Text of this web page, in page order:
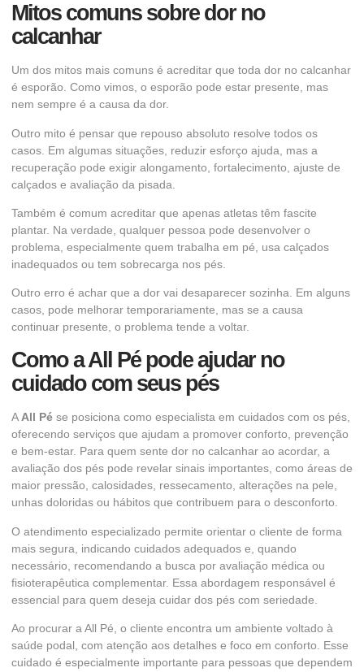
Mitos comuns sobre dor no
calcanhar
Um dos mitos mais comuns é acreditar que toda dor no calcanhar
é esporão. Como vimos, o esporão pode estar presente, mas
nem sempre é a causa da dor.
Outro mito é pensar que repouso absoluto resolve todos os
casos. Em algumas situações, reduzir esforço ajuda, mas a
recuperação pode exigir alongamento, fortalecimento, ajuste de
calçados e avaliação da pisada.
Também é comum acreditar que apenas atletas têm fascite
plantar. Na verdade, qualquer pessoa pode desenvolver o
problema, especialmente quem trabalha em pé, usa calçados
inadequados ou tem sobrecarga nos pés.
Outro erro é achar que a dor vai desaparecer sozinha. Em alguns
casos, pode melhorar temporariamente, mas se a causa
continuar presente, o problema tende a voltar.
Como a All Pé pode ajudar no
cuidado com seus pés
AAll Pé se posiciona como especialista em cuidados com os pés,
oferecendo serviços que ajudam a promover conforto, prevenção
e bem-estar. Para quem sente dor no calcanhar ao acordar, a
avaliação dos pés pode revelar sinais importantes, como áreas de
maior pressão, calosidades, ressecamento, alterações na pele,
unhas doloridas ou hábitos que contribuem para o desconforto.
O atendimento especializado permite orientar o cliente de forma
mais segura, indicando cuidados adequados e, quando
necessário, recomendando a busca por avaliação médica ou
fisioterapêutica complementar. Essa abordagem responsável é
essencial para quem deseja cuidar dos pés com seriedade.
Ao procurar a All Pé, o cliente encontra um ambiente voltado à
saúde podal, com atenção aos detalhes e foco em conforto. Esse
cuidado é especialmente importante para pessoas que dependem